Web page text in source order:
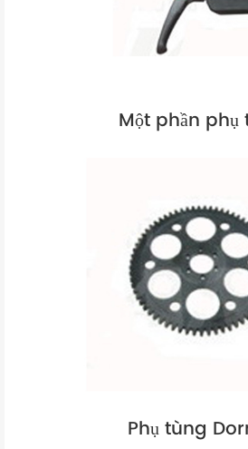
Một phần phụ
Phụ tùng